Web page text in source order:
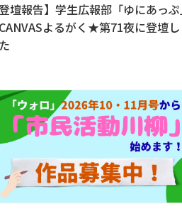
登壇報告】学生広報部「ゆにあっぷ
よるがく★第71夜に登壇し